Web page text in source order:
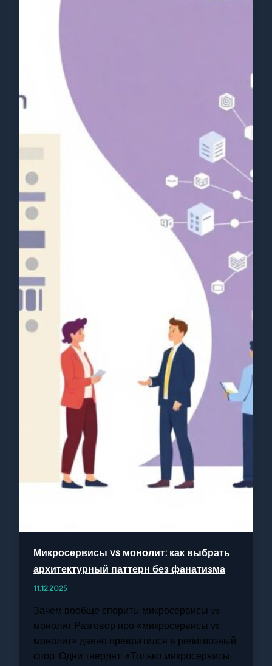
Микросервисы vs монолит: как выбрать
архитектурный паттерн без фанатизма
11.12.2025
Зачем вообще спорить: микросервисы vs
монолит Разговор про «микросервисы vs
монолит» давно превратился в религиозный
спор. Одни твердят: «Только микросервисы,